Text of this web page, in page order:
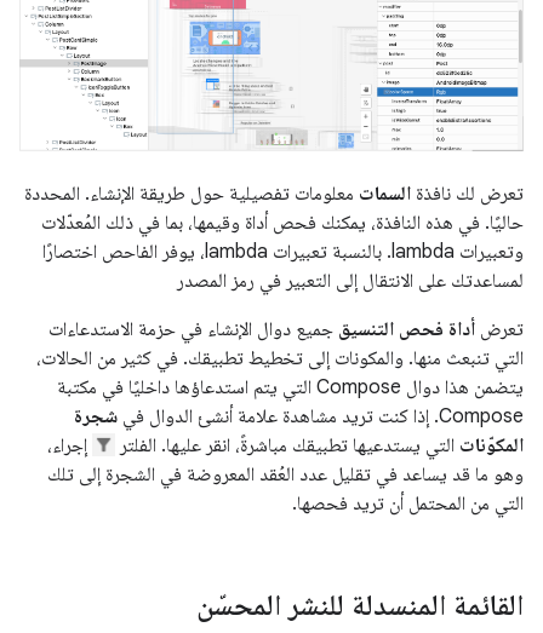
تعرض لك نافذة السمات معلومات تفصيلية حول طريقة الإنشاء. المحددة
حاليًا. في هذه النافذة، يمكنك فحص أداة وقيمها، بما في ذلك المُعدّلات
وتعبيرات lambda. بالنسبة تعبيرات lambda، يوفر الفاحص اختصارًا
لمساعدتك على الانتقال إلى التعبير في رمز المصدر
تعرض أداة فحص التنسيق جميع دوال الإنشاء في حزمة الاستدعاءات
التي تنبعث منها. والمكونات إلى تخطيط تطبيقك. في كثير من الحالات،
يتضمن هذا دوال Compose التي يتم استدعاؤها داخليًا في مكتبة
Compose. إذا كنت تريد مشاهدة علامة أنشئ الدوال في
شجرة
المكوّنات التي يستدعيها تطبيقك مباشرةً، انقر عليها. الفلتر
إجراء،
وهو ما قد يساعد في تقليل عدد العُقد المعروضة في الشجرة إلى تلك
التي من المحتمل أن تريد فحصها.
القائمة المنسدلة للنشر المحسّن